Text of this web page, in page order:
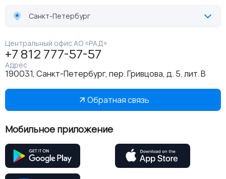
Санкт-Петербург
Центральный офис АО «РАД»
+7 812 777-57-57
Адрес
190031, Санкт-Петербург, пер. Гривцова, д. 5, лит. В
Обратная связь
Мобильное приложение